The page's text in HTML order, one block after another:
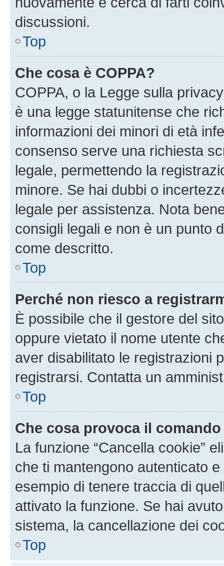
discussioni.
Top
Che cosa è COPPA?
COPPA, o la Legge sulla
è una legge statunitense che
informazioni dei minori di età
consenso serve una richiesta
legale, permettendo la
minore. Se hai dubbi o
legale per assistenza. Nota
consigli legali e non è un punto
come descritto.
Top
Perché non riesco a
È possibile che il gestore del
oppure vietato il nome utente
aver disabilitato le registrazioni
registrarsi. Contatta un
Top
Che cosa provoca il
La funzione “Cancella cookie”
che ti mantengono autenticato
esempio di tenere traccia di
attivato la funzione. Se hai
sistema, la cancellazione dei
Top